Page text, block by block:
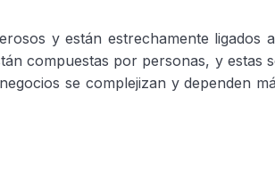
y están estrechamente ligados
compuestas por personas, y estas
se complejizan y dependen